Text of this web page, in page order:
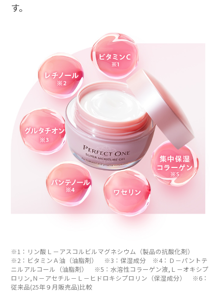
す。
※1：リン酸Ｌ－アスコルビルマグネシウム（製品の抗酸化剤）
※2：ビタミンＡ油（油脂剤） ※3：保湿成分 ※4：Ｄ－パントテ
ニルアルコール（油脂剤） ※5：水溶性コラーゲン液,Ｌ－オキシプ
ロリン,Ｎ－アセチル－Ｌ－ヒドロキシプロリン（保湿成分） ※6：
従来品(25年９月販売品)比較